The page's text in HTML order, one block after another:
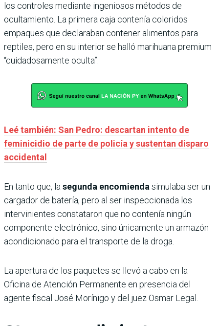
los controles mediante ingeniosos métodos de
ocultamiento. La primera caja contenía coloridos
empaques que declaraban contener alimentos para
reptiles, pero en su interior se halló marihuana premium
“cuidadosamente oculta”.
Leé también: San Pedro: descartan intento de
feminicidio de parte de policía y sustentan disparo
accidental
En tanto que, la segunda encomienda simulaba ser un
cargador de batería, pero al ser inspeccionada los
intervinientes constataron que no contenía ningún
componente electrónico, sino únicamente un armazón
acondicionado para el transporte de la droga.
La apertura de los paquetes se llevó a cabo en la
Oficina de Atención Permanente en presencia del
agente fiscal José Morínigo y del juez Osmar Legal.